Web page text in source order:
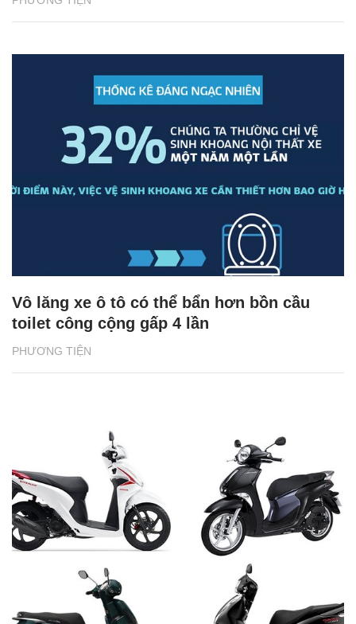
PHƯƠNG TIỆN
Vô lăng xe ô tô có thể bẩn hơn bồn cầu
toilet công cộng gấp 4 lần